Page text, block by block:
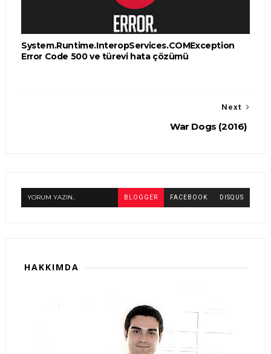
System.Runtime.InteropServices.COMException
Error Code 500 ve türevi hata çözümü
Next
War Dogs (2016)
YORUM YAZIN.. BLOGGER FACEBOOK DISQUS
HAKKIMDA